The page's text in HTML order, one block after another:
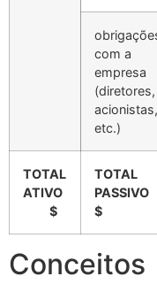
com a
empresa
(diretores,
acionistas,
etc.)
TOTAL
ATIVO
$
TOTAL
$
Conceitos